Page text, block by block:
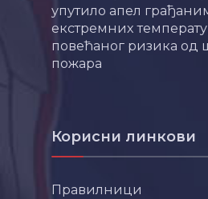
упутило апел
екстремних
повећаног ризика од
пожара
Корисни линкови
Правилници